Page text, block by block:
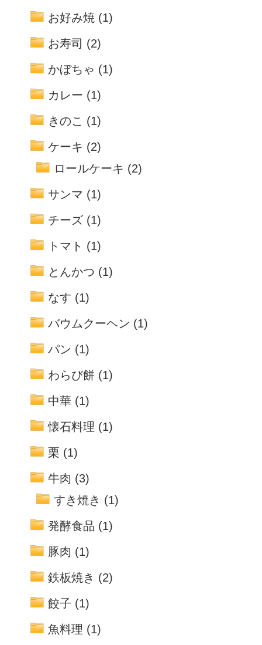
お好み焼 (1)
お寿司 (2)
かぼちゃ (1)
カレー (1)
きのこ (1)
ケーキ (2)
ロールケーキ (2)
サンマ (1)
チーズ (1)
トマト (1)
とんかつ (1)
なす (1)
バウムクーヘン (1)
パン (1)
わらび餅 (1)
中華 (1)
懐石料理 (1)
栗 (1)
牛肉 (3)
すき焼き (1)
発酵食品 (1)
豚肉 (1)
鉄板焼き (2)
餃子 (1)
魚料理 (1)